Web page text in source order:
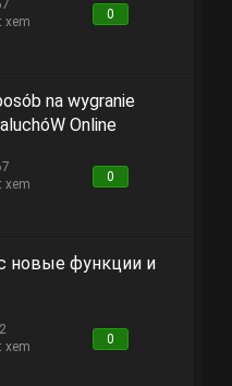
xem
0
na wygranie
Online
xem
0
новые функции и
2
xem
0